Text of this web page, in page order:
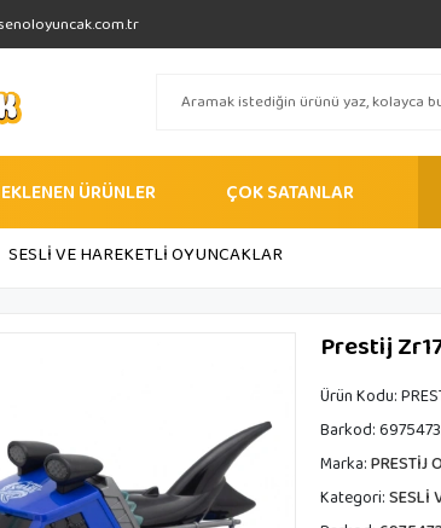
ÜRÜNLER ÇOK SATANLAR
SESLİ VE HAREKETLİ OYUNCAKLAR
Prestij
Ürün Kodu:
Barkod:
Marka:PRESTİJ
Kategori:SESLİ